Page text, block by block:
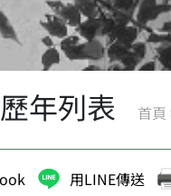
年列表 首頁
用LINE傳送